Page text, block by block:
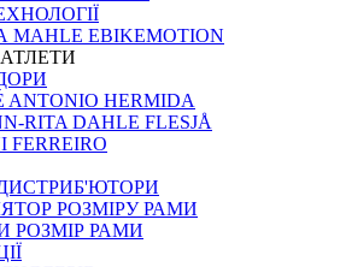
EBIKEMOTION
ANTONIO HERMIDA
RITA DAHLE FLESJÅ
FERREIRO
РОЗМIРУ РАМИ
РОЗМІР РАМИ